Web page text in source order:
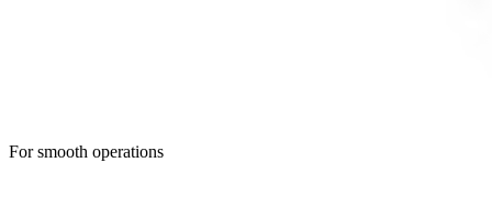
For smooth operations